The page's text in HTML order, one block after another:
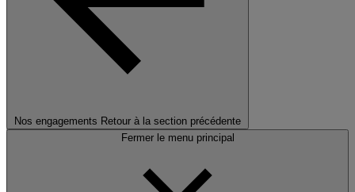
Nos engagements Retour à la section précédente
Fermer le menu principal